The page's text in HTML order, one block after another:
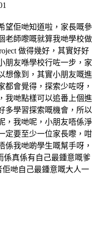
望佢哋知道啦，家長嘅參
老師嚟嘅就算我哋學校做
做得幾好，其實好好
朋友喺學校行咗一步，家
想像到，其實小朋友嘅進
都會覺得，探索少咗呀，
我哋點樣可以追番上個進
多學習探索嘅機會，所以
，我哋呢，小朋友唔係淨
定要至少一位家長嚟，咁
係我哋啲學生嘅幫手呀，
係真係有自己最鍾意嘅爹
哋自己最鍾意嘅大人一